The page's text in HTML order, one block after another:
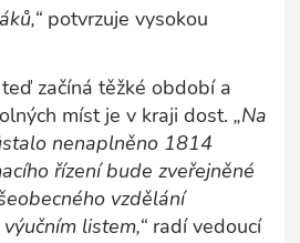
potvrzuje vysokou
začíná těžké období a
míst je v kraji dost. „Na
nenaplněno 1814
řízení bude zveřejněné
vzdělání
listem,“ radí vedoucí